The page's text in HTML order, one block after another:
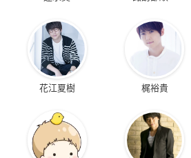
花江夏樹 梶裕貴